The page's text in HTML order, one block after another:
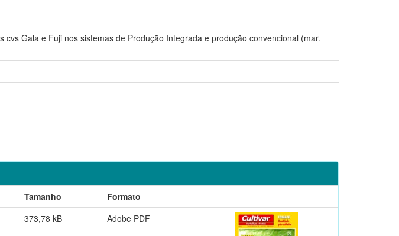
Gala e Fuji nos sistemas de Produção Integrada e produção convencional (mar.
Tamanho
Formato
373,78 kB Adobe PDF